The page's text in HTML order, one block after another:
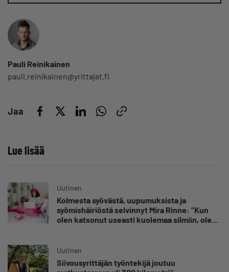
Pauli Reinikainen
pauli.reinikainen@yrittajat.fi
Jaa
Lue lisää
Uutinen
Kolmesta syövästä, uupumuksista ja
syömishäiriöstä selvinnyt Mira Rinne: ”Kun
olen katsonut useasti kuolemaa silmiin, olen
Uutinen
Siivousyrittäjän työntekijä joutuu